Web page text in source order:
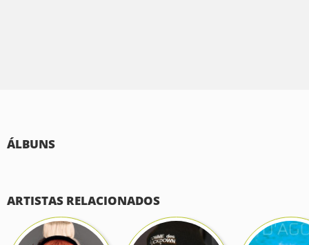
ÁLBUNS
ARTISTAS RELACIONADOS